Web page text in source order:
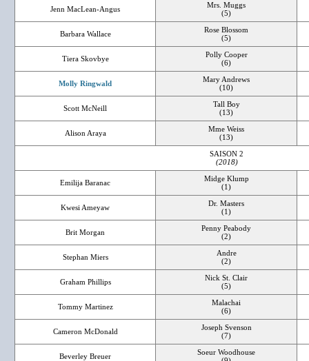
Jenn MacLean-Angus
Mrs. Muggs
(5)
Barbara Wallace
Rose Blossom
(5)
Tiera Skovbye
Polly Cooper
(6)
Molly Ringwald
Mary Andrews
(10)
Scott McNeill
Tall Boy
(13)
Alison Araya
Mme Weiss
(13)
SAISON 2
(2018)
Emilija Baranac
Midge Klump
(1)
Kwesi Ameyaw
Dr. Masters
(1)
Brit Morgan
Penny Peabody
(2)
Stephan Miers
Andre
(2)
Graham Phillips
Nick St. Clair
(5)
Tommy Martinez
Malachai
(6)
Cameron McDonald
Joseph Svenson
(7)
Beverley Breuer
Soeur Woodhouse